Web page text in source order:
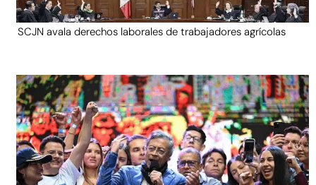
SCJN avala derechos laborales de trabajadores agrícolas